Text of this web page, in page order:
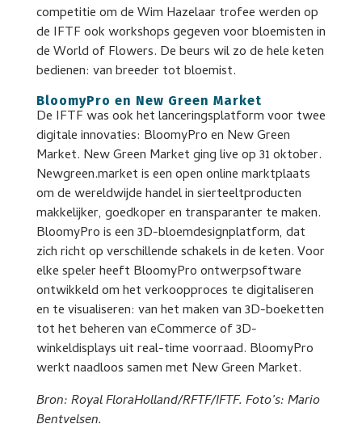
competitie om de Wim Hazelaar trofee werden op
de IFTF ook workshops gegeven voor bloemisten in
de World of Flowers. De beurs wil zo de hele keten
bedienen: van breeder tot bloemist.
BloomyPro en New Green Market
De IFTF was ook het lanceringsplatform voor twee
digitale innovaties: BloomyPro en New Green
Market. New Green Market ging live op 31 oktober.
Newgreen.market is een open online marktplaats
om de wereldwijde handel in sierteeltproducten
makkelijker, goedkoper en transparanter te maken.
BloomyPro is een 3D-bloemdesignplatform, dat
zich richt op verschillende schakels in de keten. Voor
elke speler heeft BloomyPro ontwerpsoftware
ontwikkeld om het verkoopproces te digitaliseren
en te visualiseren: van het maken van 3D-boeketten
tot het beheren van eCommerce of 3D-
winkeldisplays uit real-time voorraad. BloomyPro
werkt naadloos samen met New Green Market.
Bron: Royal FloraHolland/RFTF/IFTF. Foto’s: Mario
Bentvelsen.